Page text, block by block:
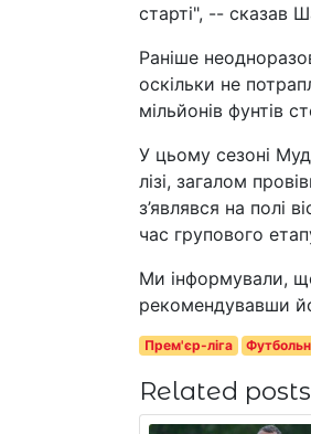
старті", -- сказав
Раніше
оскільки не
мільйонів фунтів
У цьому сезоні
лізі, загалом
з’являвся на полі
час групового
Ми інформували,
рекомендувавши
Прем'єр-ліга
Related posts